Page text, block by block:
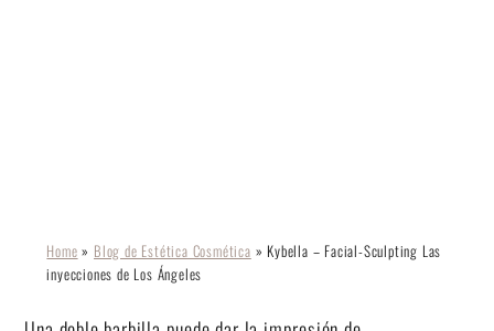
Home » Blog de Estética Cosmética » Kybella – Facial-Sculpting Las
inyecciones de Los Ángeles